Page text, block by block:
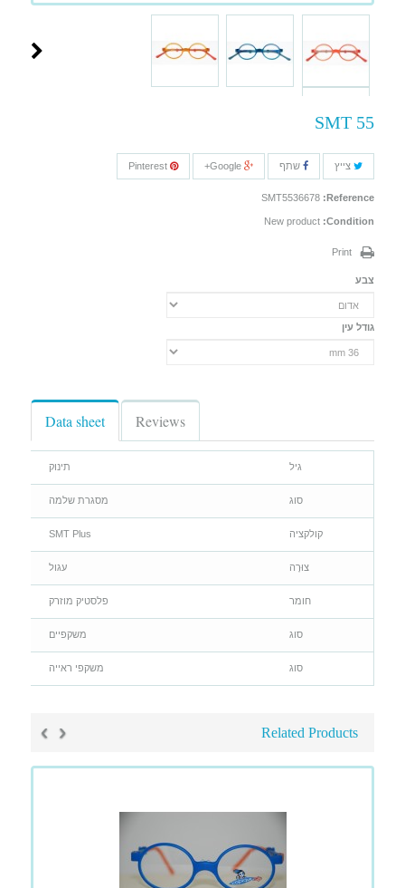
SMT 55
צייץ שתף
Reference:
SMT5536678
Condition:
New product
Print
צבע
גודל עין
Data sheet Reviews
גיל תינוק
סוג מסגרת שלמה
קולקציה SMT Plus
צוּרָה עגול
חומר פלסטיק מוזרק
סוג משקפיים
סוג משקפי ראייה
Related Products
‹
›